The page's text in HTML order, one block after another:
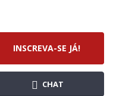
INSCREVA-SE JÁ!
CHAT